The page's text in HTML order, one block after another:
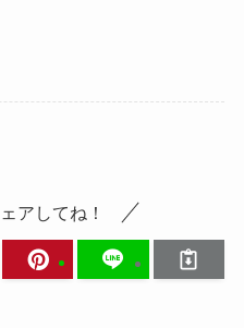
アしてね！